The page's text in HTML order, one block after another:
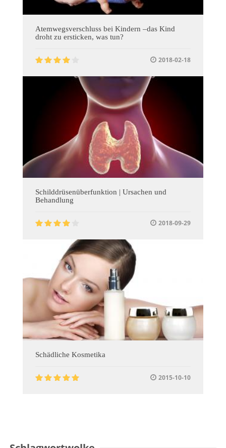
Atemwegsverschluss bei Kindern –das Kind
droht zu ersticken, was tun?
2018-02-18
Schilddrüsenüberfunktion | Ursachen und
Behandlung
2018-09-29
Schädliche Kosmetika
2015-10-10